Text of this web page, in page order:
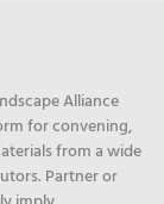
Alliance
for convening,
from a wide
Partner or